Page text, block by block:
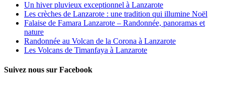
Un hiver pluvieux exceptionnel à Lanzarote
Les crèches de Lanzarote : une tradition qui illumine Noël
Falaise de Famara Lanzarote – Randonnée, panoramas et
nature
Randonnée au Volcan de la Corona à Lanzarote
Les Volcans de Timanfaya à Lanzarote
Suivez nous sur Facebook